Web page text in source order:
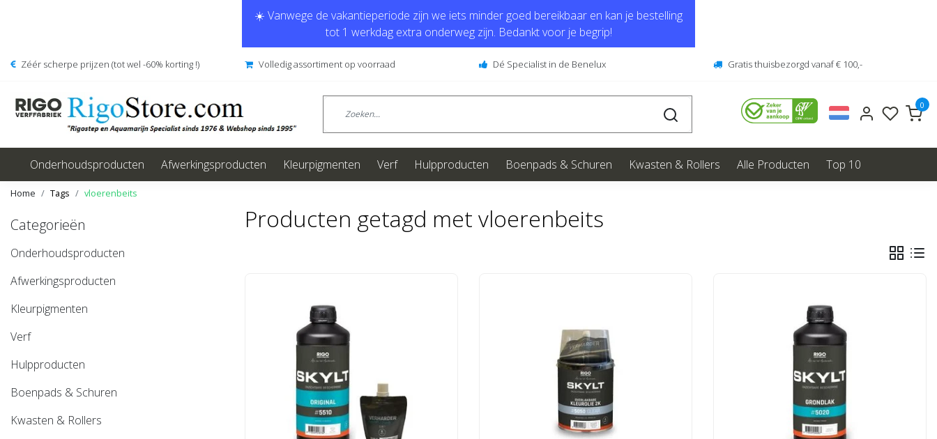
☀️ Vanwege de vakantieperiode zijn we iets minder goed bereikbaar en kan je bestelling
tot 1 werkdag extra onderweg zijn. Bedankt voor je begrip!
Zéér scherpe prijzen (tot wel -60% korting !) Volledig assortiment op voorraad Dé Specialist in de Benelux Gratis thuisbezorgd vanaf € 100,-
0
Onderhoudsproducten Afwerkingsproducten Kleurpigmenten Verf Hulpproducten Boenpads & Schuren Kwasten & Rollers Alle Producten Top 10
Home Tags vloerenbeits
Categorieën
Onderhoudsproducten
Afwerkingsproducten
Kleurpigmenten
Verf
Hulpproducten
Boenpads & Schuren
Kwasten & Rollers
Producten getagd met vloerenbeits